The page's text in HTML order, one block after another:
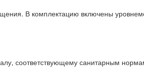
В комплектацию включены
соответствующему санитарным